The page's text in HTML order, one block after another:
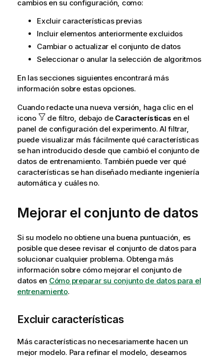
cambios en su configuración, como:
Excluir características previas
Incluir elementos anteriormente excluidos
Cambiar o actualizar el conjunto de datos
Seleccionar o anular la selección de algoritmos
En las secciones siguientes encontrará más
información sobre estas opciones.
Cuando redacte una nueva versión, haga clic en el
icono
de filtro, debajo de Características en el
panel de configuración del experimento. Al filtrar,
puede visualizar más fácilmente qué características
se han introducido desde que cambió el conjunto de
datos de entrenamiento. También puede ver qué
características se han diseñado mediante ingeniería
automática y cuáles no.
Mejorar el conjunto de datos
Si su modelo no obtiene una buena puntuación, es
posible que desee revisar el conjunto de datos para
solucionar cualquier problema. Obtenga más
información sobre cómo mejorar el conjunto de
datos en Cómo preparar su conjunto de datos para el
entrenamiento.
Excluir características
Más características no necesariamente hacen un
mejor modelo. Para refinar el modelo, deseamos